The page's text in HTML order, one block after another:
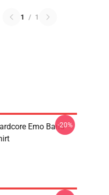
1 / 1
Emo Band-20%